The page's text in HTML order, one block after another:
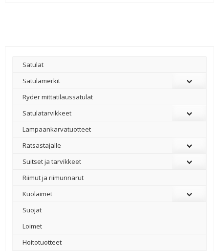
Satulat
Satulamerkit
Ryder mittatilaussatulat
Satulatarvikkeet
–
Lampaankarvatuotteet
Ratsastajalle
Suitset ja tarvikkeet
Riimut ja riimunnarut
Kuolaimet
Suojat
Loimet
Hoitotuotteet